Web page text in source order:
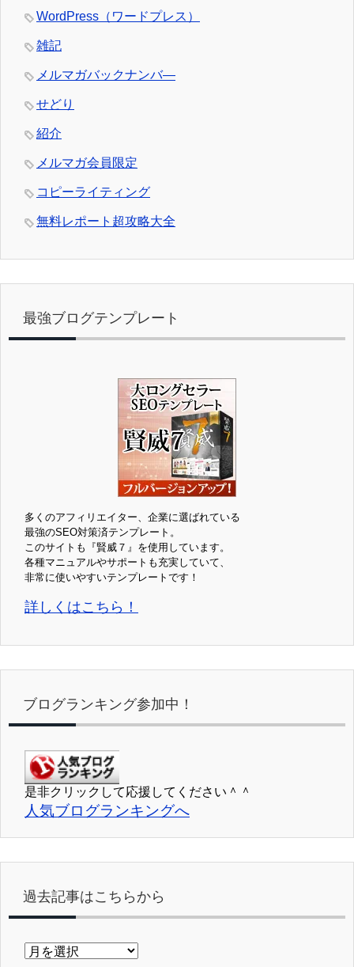
WordPress（ワードプレス）
雑記
メルマガバックナンバ―
せどり
紹介
メルマガ会員限定
コピーライティング
無料レポート超攻略大全
最強ブログテンプレート
多くのアフィリエイター、企業に選ばれている
最強のSEO対策済テンプレート。
このサイトも『賢威７』を使用しています。
各種マニュアルやサポートも充実していて、
非常に使いやすいテンプレートです！
詳しくはこちら！
ブログランキング参加中！
是非クリックして応援してください＾＾
人気ブログランキングへ
過去記事はこちらから
過